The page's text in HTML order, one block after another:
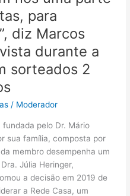
para
diz Marcos
durante a
sorteados 2
/ Moderador
fundada pelo Dr. Mário
sua família, composta por
membro desempenha um
Júlia Heringer,
a decisão em 2019 de
a Rede Casa, um